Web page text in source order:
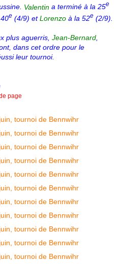
Valentin a terminé à la 25e
e (4/9) etLorenzo à la 52e (2/9).
plus aguerris, Jean-Bernard
dans cet ordre pour le
leur tournoi.
page